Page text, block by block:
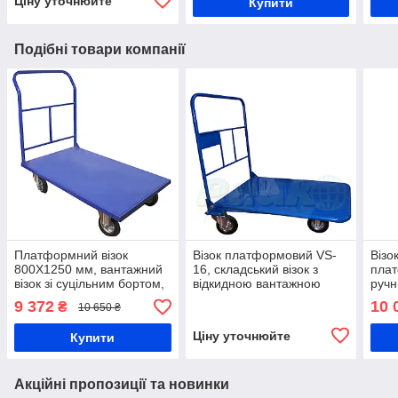
Купити
Подібні товари компанії
Платформний візок
800Х1250 мм, вантажний
візок зі суцільним бортом,
РПТ (З)-011-200 М, візок
торговий
9 372 ₴ 10 650 ₴
Купити
Візок платформовий VS-
16, складський візок з
відкидною вантажною
Ціну уточнюйте
10
Акційні пропозиції та новинки